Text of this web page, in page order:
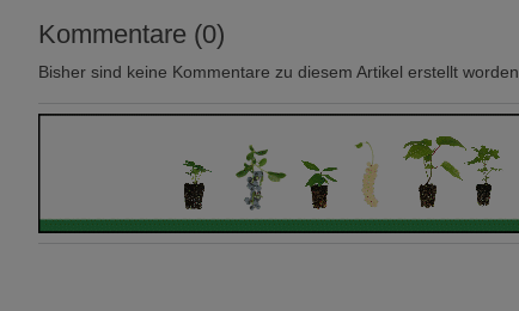
Kommentare (0)
Bisher sind keine Kommentare zu diesem Artikel erstellt worden.